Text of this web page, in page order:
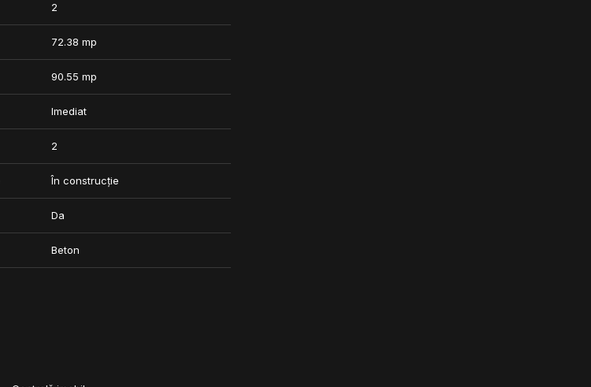
2
72.38 mp
90.55 mp
Imediat
2
În construcție
Da
Beton